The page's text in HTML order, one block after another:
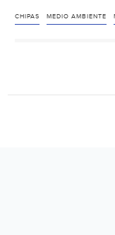
CHIPAS MEDIO AMBIENTE